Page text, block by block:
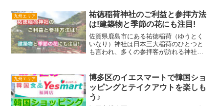
点のサービスが楽しめます。ジャングル
バスに乗ってみるだけでもワ...
九州エリア
祐徳稲荷神社のご利益と参拝方法
は!建築物と季節の花にも注目!
佐賀県鹿島市にある祐徳稲荷（ゆうとく
いなり）神社は日本三大稲荷のひとつと
も言われ、多くの参拝客が訪れる神社で
方は多いのではないでしょうか?九州では
平常時で太宰府天満宮に...
九州エリア
博多区のイエスマートで韓国ショ
ッピングとテイクアウトを楽しも
う♪